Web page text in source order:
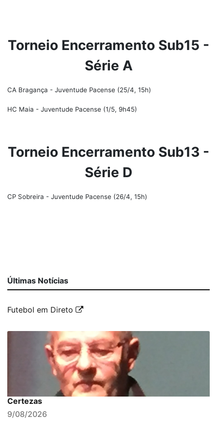
Torneio Encerramento Sub15 -
Série A
CA Bragança - Juventude Pacense (25/4, 15h)
HC Maia - Juventude Pacense (1/5, 9h45)
Torneio Encerramento Sub13 -
Série D
CP Sobreira - Juventude Pacense (26/4, 15h)
Últimas Notícias
Futebol em Direto
Certezas
9/08/2026